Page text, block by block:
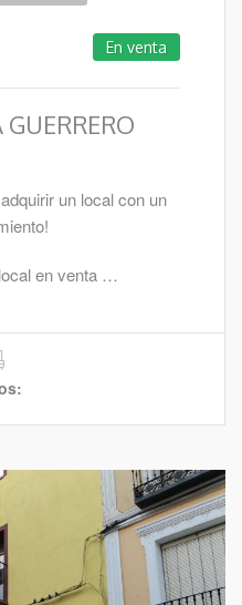
En venta
un local con un
en venta …